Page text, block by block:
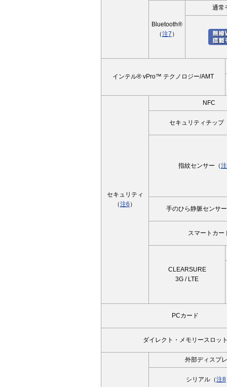
Bluetooth®
（注7 ）
通常
インテル® vPro™ テクノロジー/AMT
セキュリティ
（注6 ）
NFC
セキュリティチップ
指紋センサー（
手のひら静脈センサ
スマートカー
CLEARSURE
3G / LTE
PCカード
ダイレクト・メモリースロッ
外部ディスプ
シリアル（注8